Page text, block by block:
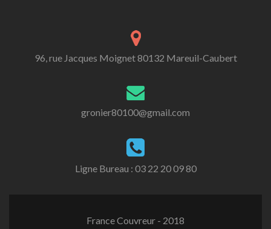
96, rue Jacques Moignet 80132 Mareuil-Caubert
gronier80100@gmail.com
Ligne Bureau : 03 22 20 09 80
France Couvreur - 2018